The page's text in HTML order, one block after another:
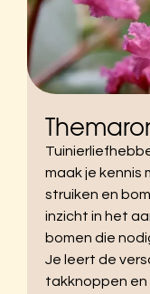
maak je kennis
struiken en
inzicht in het
bomen die
Je leert de
takknoppen en